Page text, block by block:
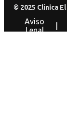
© 2025 Clínica
Aviso
Legal